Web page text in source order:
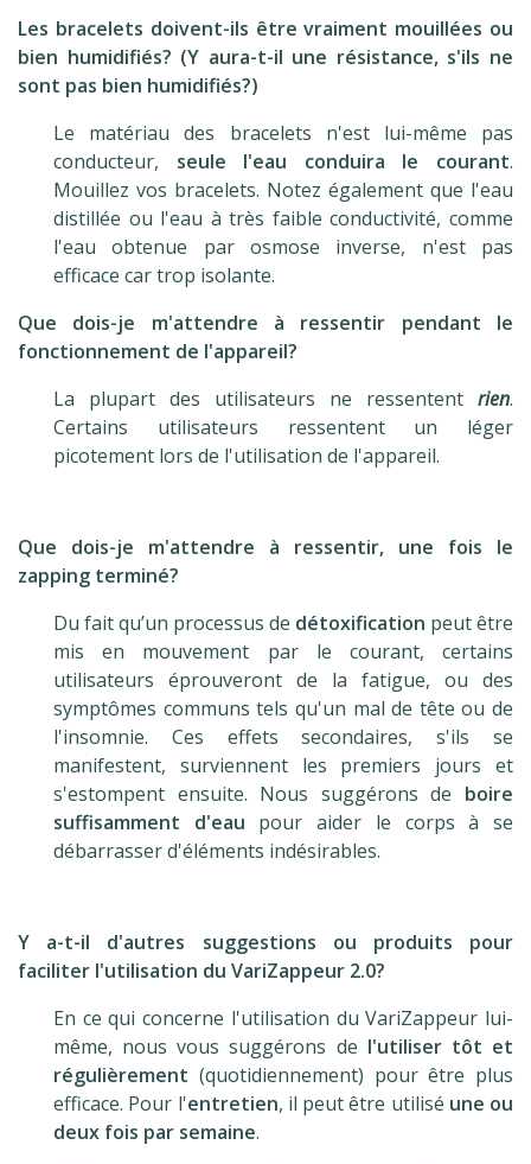
Les bracelets doivent-ils être vraiment mouillées ou
bien humidifiés? (Y aura-t-il une résistance, s'ils ne
sont pas bien humidifiés?)
Le matériau des bracelets n'est lui-même pas
conducteur, seule l'eau conduira le courant.
Mouillez vos bracelets. Notez également que l'eau
distillée ou l'eau à très faible conductivité, comme
l'eau obtenue par osmose inverse, n'est pas
efficace car trop isolante.
Que dois-je m'attendre à ressentir pendant le
fonctionnement de l'appareil?
La plupart des utilisateurs ne ressentent rien.
Certains utilisateurs ressentent un léger
picotement lors de l'utilisation de l'appareil.
Que dois-je m'attendre à ressentir, une fois le
zapping terminé?
Du fait qu’un processus de détoxification peut être
mis en mouvement par le courant, certains
utilisateurs éprouveront de la fatigue, ou des
symptômes communs tels qu'un mal de tête ou de
l'insomnie. Ces effets secondaires, s'ils se
manifestent, surviennent les premiers jours et
s'estompent ensuite. Nous suggérons de boire
suffisamment d'eau pour aider le corps à se
débarrasser d'éléments indésirables.
Y a-t-il d'autres suggestions ou produits pour
faciliter l'utilisation du VariZappeur 2.0?
En ce qui concerne l'utilisation du VariZappeur lui-
même, nous vous suggérons de l'utiliser tôt et
régulièrement (quotidiennement) pour être plus
efficace. Pour l'entretien, il peut être utilisé une ou
deux fois par semaine.